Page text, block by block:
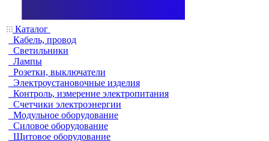
Каталог
Кабель, провод
Светильники
Лампы
Розетки, выключатели
Электроустановочные изделия
Контроль, измерение электропитания
Счетчики электроэнергии
Модульное оборудование
Силовое оборудование
Щитовое оборудование